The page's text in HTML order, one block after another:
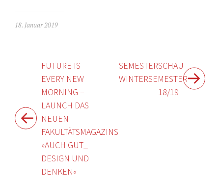
18. Januar 2019
Beitragsnavigation
FUTURE IS
EVERY NEW
MORNING –
LAUNCH DAS
NEUEN
FAKULTÄTSMAGAZINS
»AUCH GUT_
DESIGN UND
DENKEN«
SEMESTERSCHAU
WINTERSEMESTER
18/19